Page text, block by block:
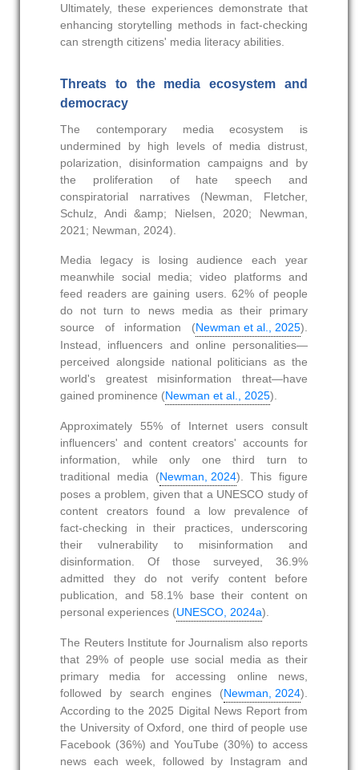
Ultimately, these experiences demonstrate that
enhancing storytelling methods in fact‑checking
can strength citizens' media literacy abilities.
Threats to the media ecosystem and
democracy
The contemporary media ecosystem is
undermined by high levels of media distrust,
polarization, disinformation campaigns and by
the proliferation of hate speech and
conspiratorial narratives (Newman, Fletcher,
Schulz, Andi &amp; Nielsen, 2020; Newman,
2021; Newman, 2024).
Media legacy is losing audience each year
meanwhile social media; video platforms and
feed readers are gaining users. 62% of people
do not turn to news media as their primary
source of information (Newman et al., 2025).
Instead, influencers and online personalities—
perceived alongside national politicians as the
world's greatest misinformation threat—have
gained prominence (Newman et al., 2025).
Approximately 55% of Internet users consult
influencers' and content creators' accounts for
information, while only one third turn to
traditional media (Newman, 2024). This figure
poses a problem, given that a UNESCO study of
content creators found a low prevalence of
fact‑checking in their practices, underscoring
their vulnerability to misinformation and
disinformation. Of those surveyed, 36.9%
admitted they do not verify content before
publication, and 58.1% base their content on
personal experiences (UNESCO, 2024a).
The Reuters Institute for Journalism also reports
that 29% of people use social media as their
primary media for accessing online news,
followed by search engines (Newman, 2024).
According to the 2025 Digital News Report from
the University of Oxford, one third of people use
Facebook (36%) and YouTube (30%) to access
news each week, followed by Instagram and